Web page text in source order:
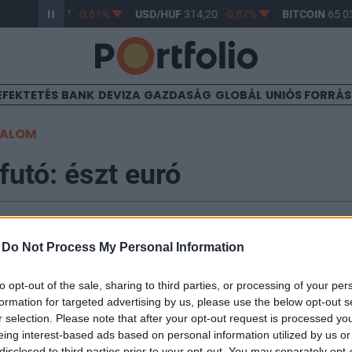
Do Not Process My Personal Information
opt-out of the sale, sharing to third parties, or processing of your
for targeted advertising by us, please use the below opt-out
selection. Please note that after your opt-out request is processed
interest-based ads based on personal information utilized by us
363,17 -0,61% USD/HUF 314,20 -0,87% BITCOIN65
BANK DEVIZA GAZDASÁG GLOBÁL UNIÓS
észt euró
január 1-én bevezeti az eurót. Fellélegezhet-e a 2006
észt gazdaság vagy csak most jön a neheze?
az észt gazdaságnak, amelyet lokális
fel a kérdéseket Kutasi Gábor, a Budapesti